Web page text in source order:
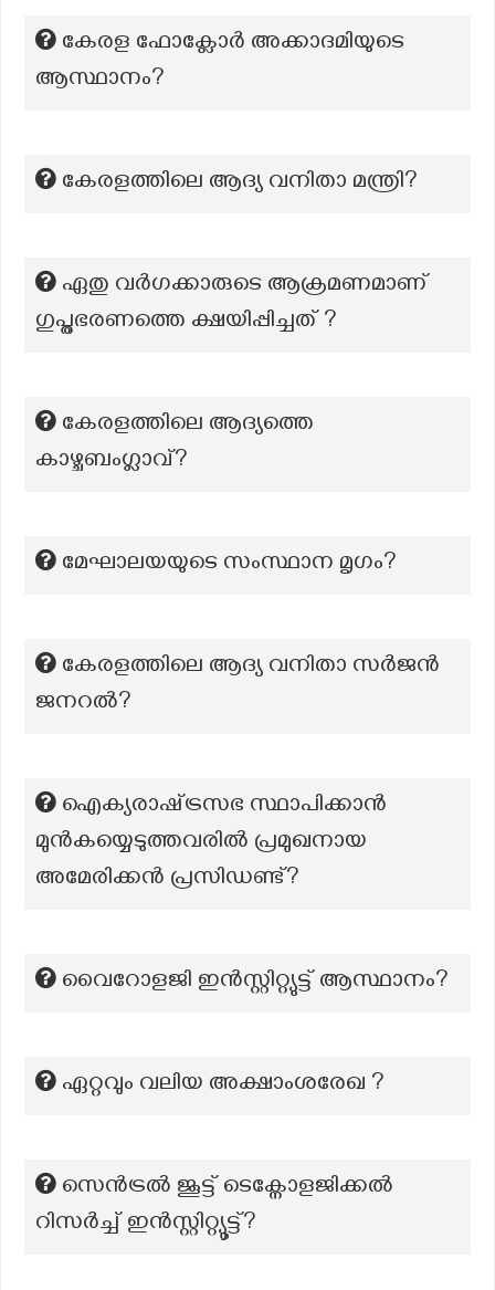
കേരള ഫോക്ലോർ അക്കാദമിയുടെ
ആസ്ഥാനം?
കേരളത്തിലെ ആദ്യ വനിതാ മന്ത്രി?
ഏതു വർഗക്കാരുടെ ആക്രമണമാണ്
ഗുപ്തഭരണത്തെ ക്ഷയിപ്പിച്ചത് ?
കേരളത്തിലെ ആദ്യത്തെ
കാഴ്ചബംഗ്ലാവ്?
മേഘാലയയുടെ സംസ്ഥാന മൃഗം?
കേരളത്തിലെ ആദ്യ വനിതാ സർജൻ
ജനറൽ?
ഐക്യരാഷ്‌ട്രസഭ സ്ഥാപിക്കാൻ
മുൻകയ്യെടുത്തവരിൽ പ്രമുഖനായ
അമേരിക്കൻ പ്രസിഡണ്ട്?
വൈറോളജി ഇൻസ്റ്റിറ്റ്യുട്ട് ആസ്ഥാനം?
ഏറ്റവും വലിയ അക്ഷാംശരേഖ ?
സെൻട്രൽ ജൂട്ട് ടെക്നോളജിക്കൽ
റിസർച്ച് ഇൻസ്റ്റിറ്റ്യൂട്ട്?